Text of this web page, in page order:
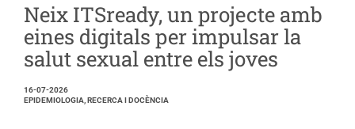
Neix ITSready, un projecte amb
eines digitals per impulsar la
salut sexual entre els joves
16-07-2026
EPIDEMIOLOGIA, RECERCA I DOCÈNCIA